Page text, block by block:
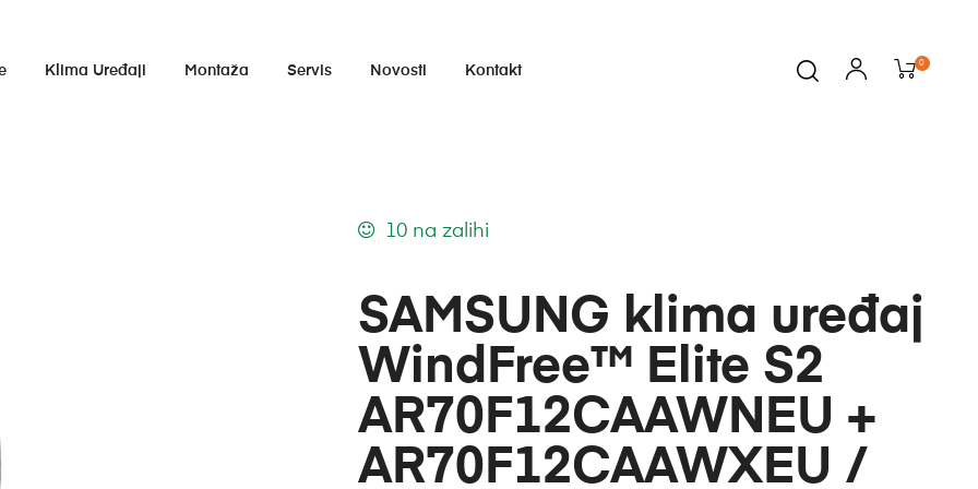
Klima Uređaji Montaža Servis Novosti Kontakt
0
SAMSUNG klima uređaj
WindFree™ Elite S2
AR70F12CAAWNEU +
AR70F12CAAWXEU /
10 na zalihi